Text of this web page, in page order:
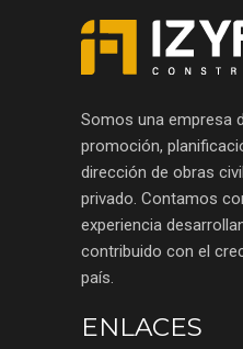
Somos una empresa
promoción,
dirección de obras
privado. Contamos
experiencia
contribuido con el
país.
ENLACES